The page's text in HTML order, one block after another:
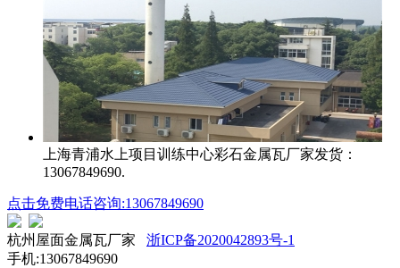
上海青浦水上项目训练中心彩石金属瓦厂家发货：
13067849690.
点击免费电话咨询:13067849690
杭州屋面金属瓦厂家 浙ICP备2020042893号-1
手机:13067849690